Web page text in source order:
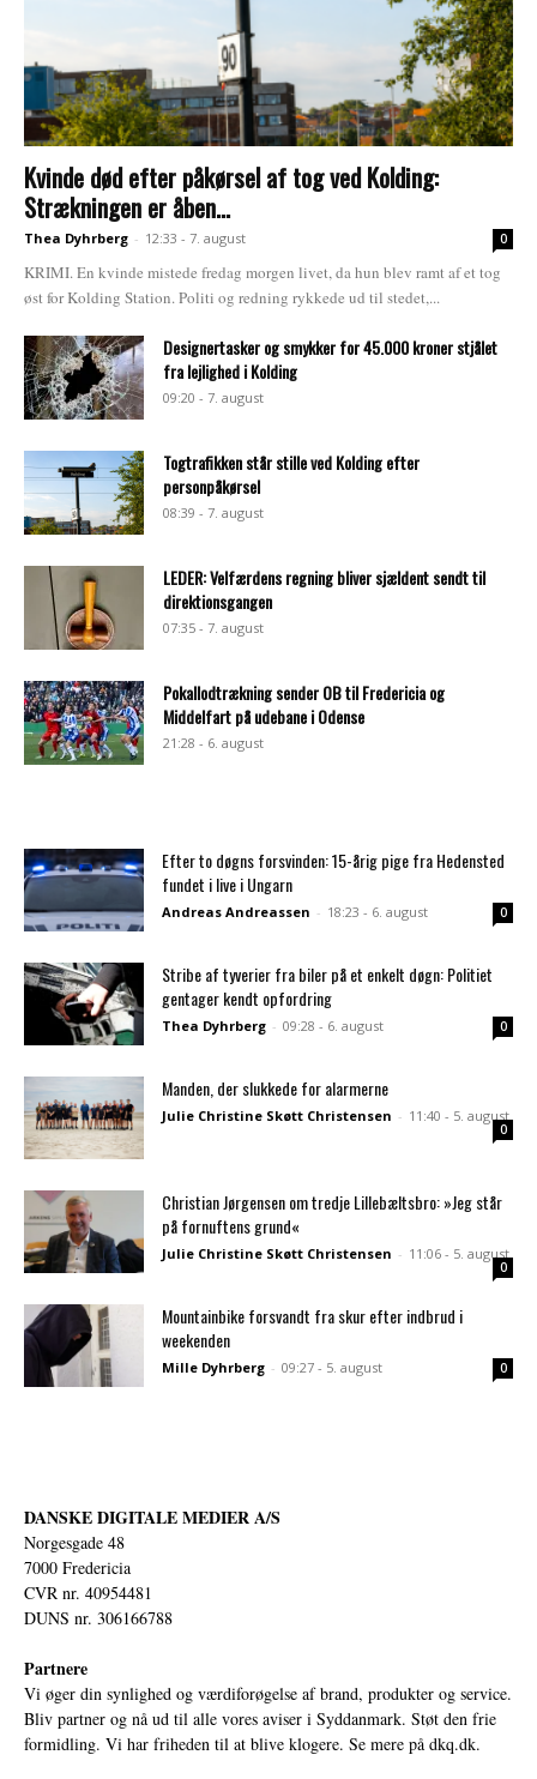
Kvinde død efter påkørsel af tog ved Kolding:
Strækningen er åben...
Thea Dyhrberg - 12:33 - 7. august 0
KRIMI. En kvinde mistede fredag morgen livet, da hun blev ramt af et tog
øst for Kolding Station. Politi og redning rykkede ud til stedet,...
Designertasker og smykker for 45.000 kroner stjålet
fra lejlighed i Kolding
09:20 - 7. august
Togtrafikken står stille ved Kolding efter
personpåkørsel
08:39 - 7. august
LEDER: Velfærdens regning bliver sjældent sendt til
direktionsgangen
07:35 - 7. august
Pokallodtrækning sender OB til Fredericia og
Middelfart på udebane i Odense
21:28 - 6. august
Efter to døgns forsvinden: 15-årig pige fra Hedensted
fundet i live i Ungarn
Andreas Andreassen - 18:23 - 6. august 0
Stribe af tyverier fra biler på et enkelt døgn: Politiet
gentager kendt opfordring
Thea Dyhrberg - 09:28 - 6. august 0
Manden, der slukkede for alarmerne
Julie Christine Skøtt Christensen - 11:40 - 5. august
0
Christian Jørgensen om tredje Lillebæltsbro: »Jeg står
på fornuftens grund«
Julie Christine Skøtt Christensen - 11:06 - 5. august
0
Mountainbike forsvandt fra skur efter indbrud i
weekenden
Mille Dyhrberg - 09:27 - 5. august 0
DANSKE DIGITALE MEDIER A/S
Norgesgade 48
7000 Fredericia
CVR nr. 40954481
DUNS nr. 306166788
Partnere
Vi øger din synlighed og værdiforøgelse af brand, produkter og service.
Bliv partner og nå ud til alle vores aviser i Syddanmark. Støt den frie
formidling. Vi har friheden til at blive klogere. Se mere på dkq.dk.